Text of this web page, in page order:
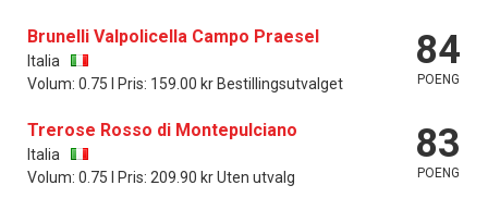
Brunelli Valpolicella Campo Praesel
Italia
Volum: 0.75 l Pris: 159.00 kr Bestillingsutvalget
84
POENG
Trerose Rosso di Montepulciano
Italia
Volum: 0.75 l Pris: 209.90 kr Uten utvalg
83
POENG